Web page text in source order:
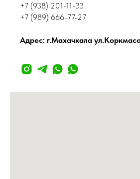
+7 (938) 201-11-33
+7 (989) 666-77-27
Адрес: г.Махачкала